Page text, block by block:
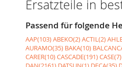
Ersatzteile in
Passend für folgende
AAP(103)ABEKO(2)ACTIL(2)
AURAMO(35) BAKA(10)
CARER(10)CASCADE(191)CASE(7)